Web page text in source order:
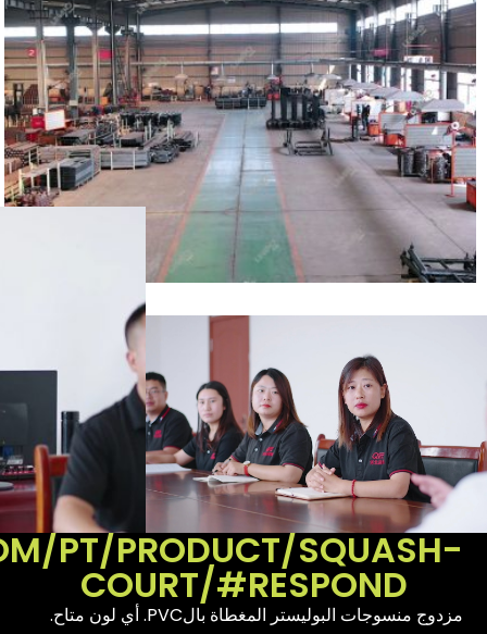
PT/PRODUCT/SQUASH-
COURT/#RESPOND
مزدوج منسوجات البوليستر المغطاة بالPVC. أي لون متاح.